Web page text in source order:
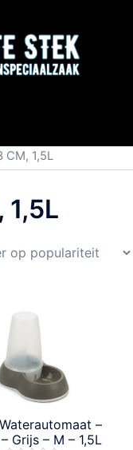
CM, 1,5L
1,5L
–
Grijs – M – 1,5L